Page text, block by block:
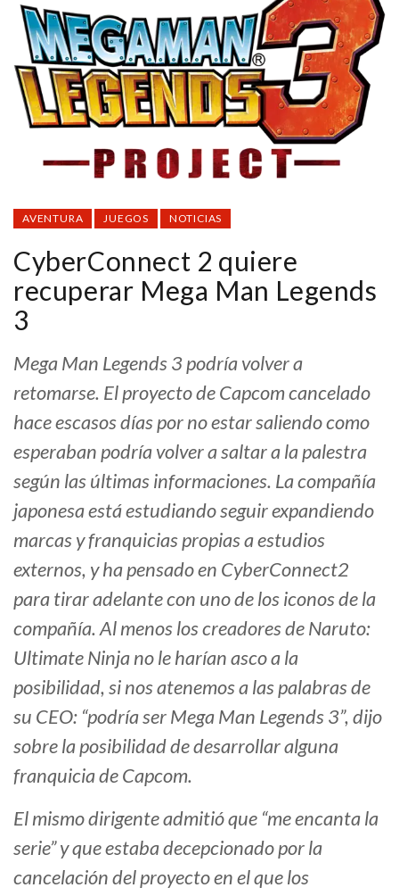
AVENTURA JUEGOS NOTICIAS
CyberConnect 2 quiere
recuperar Mega Man Legends
3
Mega Man Legends 3 podría volver a
retomarse. El proyecto de Capcom cancelado
hace escasos días por no estar saliendo como
esperaban podría volver a saltar a la palestra
según las últimas informaciones. La compañía
japonesa está estudiando seguir expandiendo
marcas y franquicias propias a estudios
externos, y ha pensado en CyberConnect2
para tirar adelante con uno de los iconos de la
compañía. Al menos los creadores de Naruto:
Ultimate Ninja no le harían asco a la
posibilidad, si nos atenemos a las palabras de
su CEO: “podría ser Mega Man Legends 3”, dijo
sobre la posibilidad de desarrollar alguna
franquicia de Capcom.
El mismo dirigente admitió que “me encanta la
serie” y que estaba decepcionado por la
cancelación del proyecto en el que los